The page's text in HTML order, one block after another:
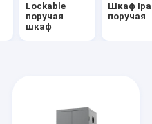
Lockable
поручая
шкаф
Шкаф
поручая